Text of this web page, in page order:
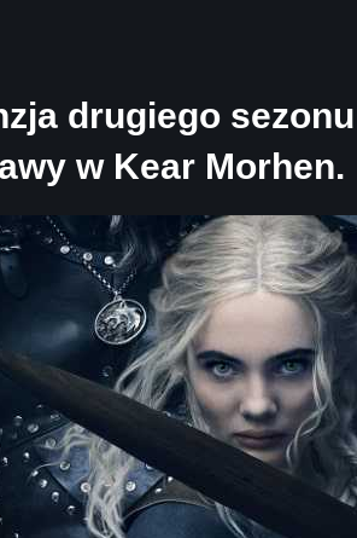
drugiego
w Kear Morhen.